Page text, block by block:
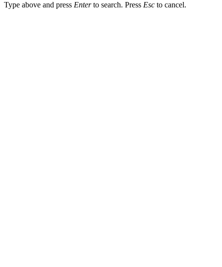
Type above and press Enterto search. Press Esc to cancel.